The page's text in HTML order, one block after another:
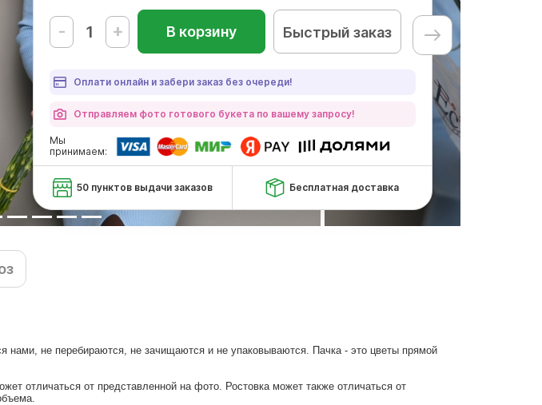
- + В корзину Быстрый заказ
Оплати онлайн и забери заказ без очереди!
Отправляем фото готового букета по вашему запросу!
Мы
принимаем:
50 пунктов выдачи заказов Бесплатная доставка
нами, не перебираются, не зачищаются и не упаковываются. Пачка - это цветы прямой
отличаться от представленной на фото. Ростовка может также отличаться от